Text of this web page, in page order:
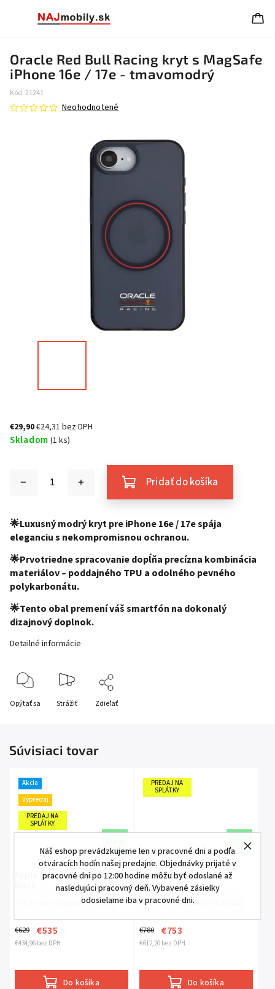
Náš eshop prevádzkujeme len v pracovné dni a podľa
otváracích hodín našej predajne. Objednávky prijaté v
pracovné dni po 12:00 hodine môžu byť odoslané až
nasledujúci pracovný deň. Vybavené zásielky
odosielame iba v pracovné dni.
Oracle Red Bull Racing kryt s MagSafe
iPhone 16e / 17e - tmavomodrý
Kód:21241
Neohodnotené
€29,90€24,31 bez DPH
Skladom (1 ks)
Pridať do košíka
🌟Luxusný modrý kryt pre iPhone 16e / 17e spája
eleganciu s nekompromisnou ochranou.
🌟Prvotriedne spracovanie dopĺňa precízna kombinácia
materiálov – poddajného TPU a odolného pevného
polykarbonátu.
🌟Tento obal premení váš smartfón na dokonalý
dizajnový doplnok.
Detailné informácie
Opýtať sa Strážiť Zdieľať
Súvisiaci tovar
Akcia
Výpredaj
PREDAJ NA
SPLÁTKY
Apple iPhone 16e 128GB
Do 3-7 dní - prípadne na dotaz
€434,96 bez DPH
€629 €535
Do košíka
PREDAJ NA
SPLÁTKY
–3 %
Apple iPhone 16e 256GB
Black
Do 3-7 dní - prípadne na dotaz
€612,20 bez DPH
€780 €753
Do košíka